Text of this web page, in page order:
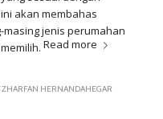
akan membahas
jenis perumahan
Read more
ZHARFAN HERNANDAHEGAR